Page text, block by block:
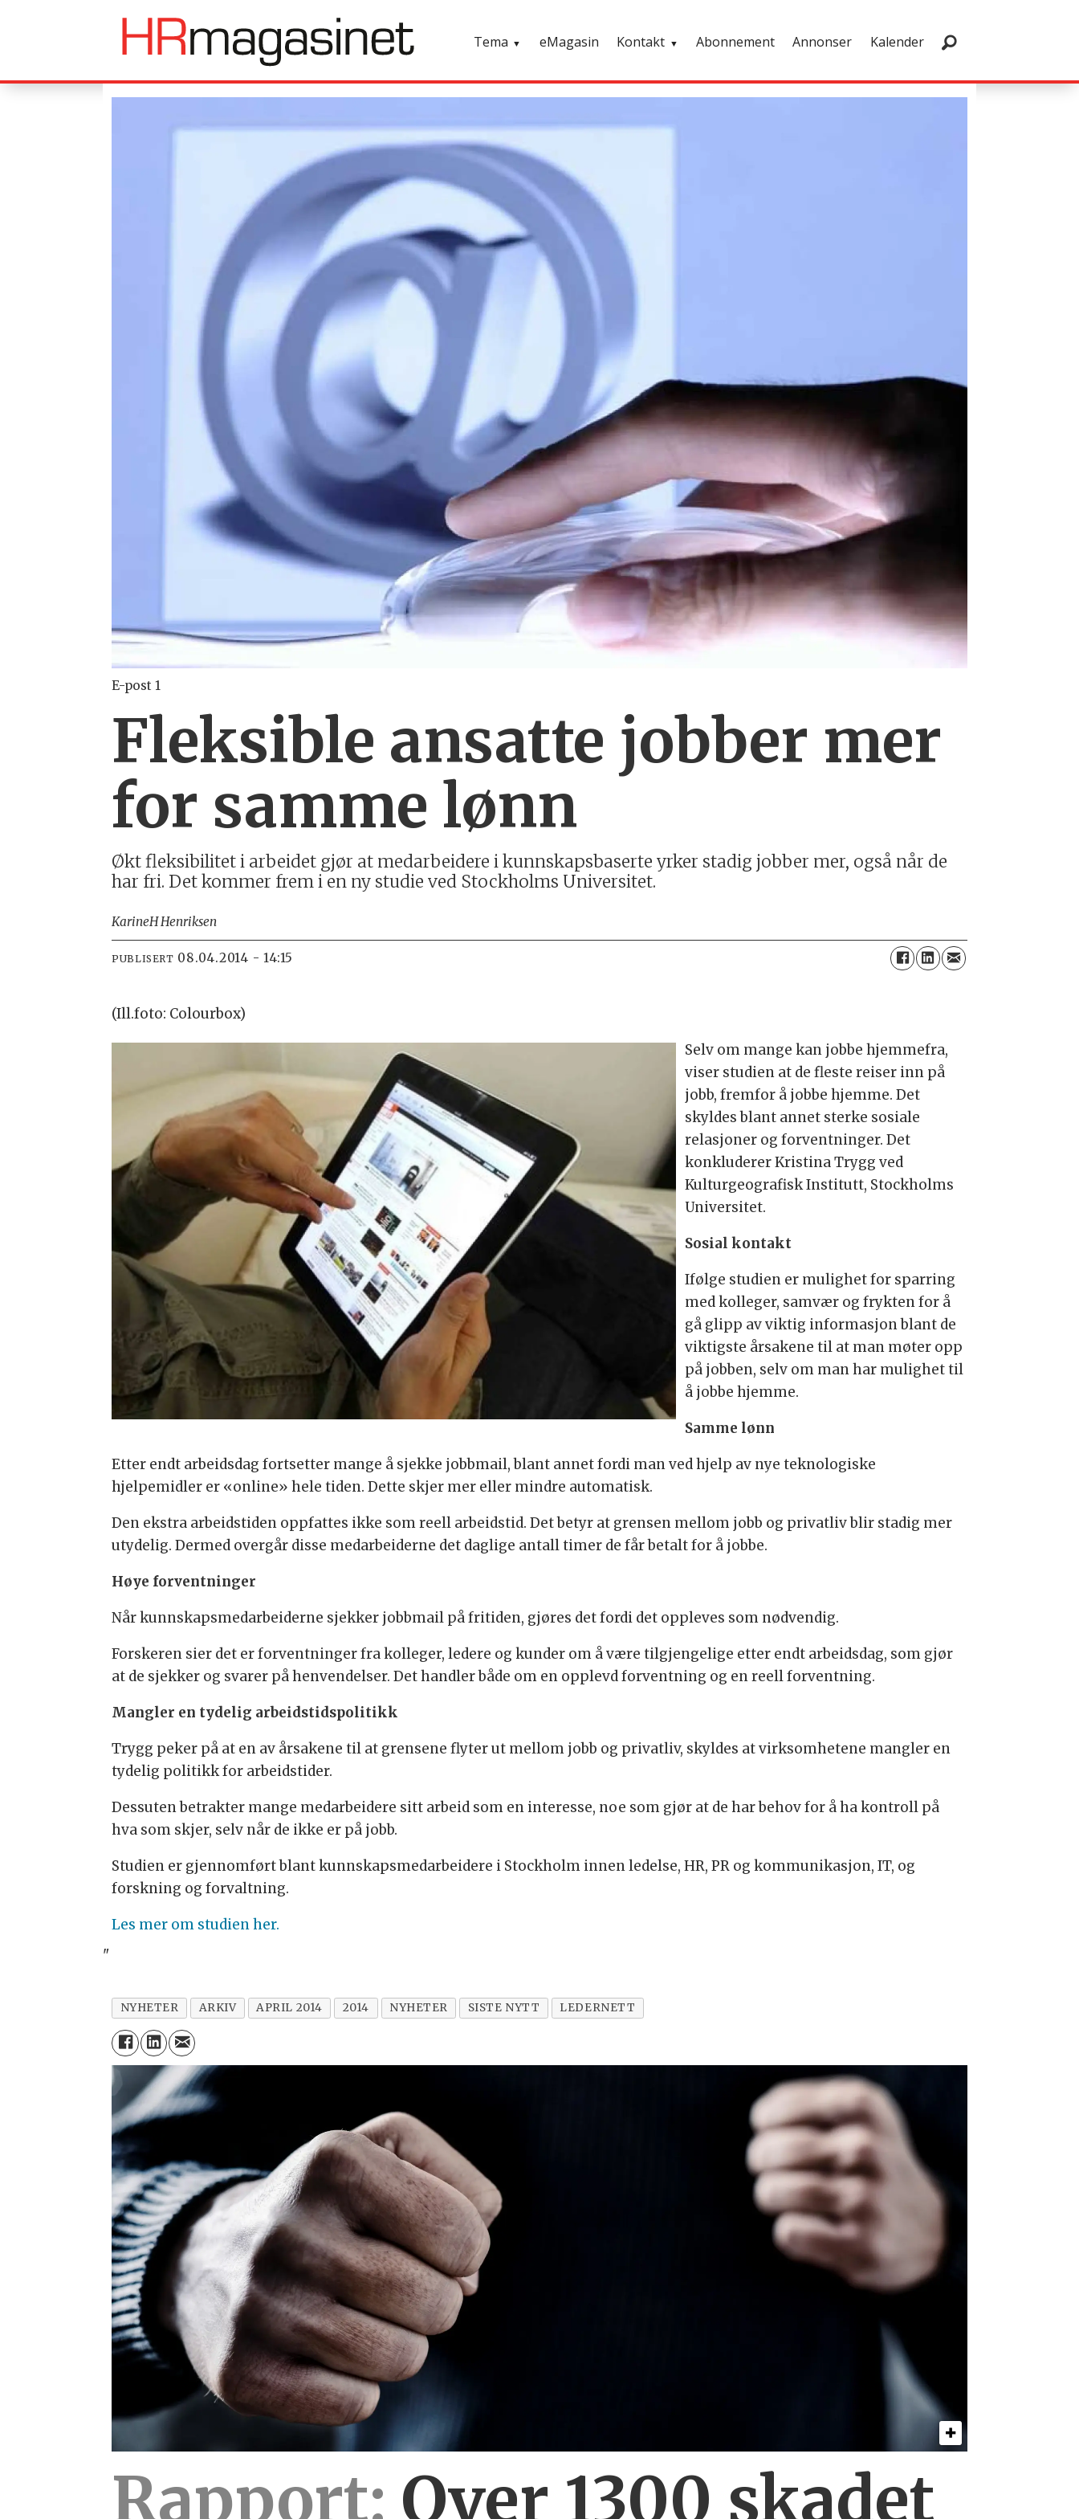
Tema eMagasin Kontakt Abonnement Annonser Kalender
E-post 1
Fleksible ansatte jobber mer
for samme lønn
Økt fleksibilitet i arbeidet gjør at medarbeidere i kunnskapsbaserte yrker stadig jobber mer, også når de
har fri. Det kommer frem i en ny studie ved Stockholms Universitet.
KarineH Henriksen
PUBLISERT 08.04.2014 - 14:15
(Ill.foto: Colourbox)
Selv om mange kan jobbe hjemmefra,
viser studien at de fleste reiser inn på
jobb, fremfor å jobbe hjemme. Det
skyldes blant annet sterke sosiale
relasjoner og forventninger. Det
konkluderer Kristina Trygg ved
Kulturgeografisk Institutt, Stockholms
Universitet.
Sosial kontakt
Ifølge studien er mulighet for sparring
med kolleger, samvær og frykten for å
gå glipp av viktig informasjon blant de
viktigste årsakene til at man møter opp
på jobben, selv om man har mulighet til
å jobbe hjemme.
Samme lønn
Etter endt arbeidsdag fortsetter mange å sjekke jobbmail, blant annet fordi man ved hjelp av nye teknologiske
hjelpemidler er «online» hele tiden. Dette skjer mer eller mindre automatisk.
Den ekstra arbeidstiden oppfattes ikke som reell arbeidstid. Det betyr at grensen mellom jobb og privatliv blir stadig mer
utydelig. Dermed overgår disse medarbeiderne det daglige antall timer de får betalt for å jobbe.
Høye forventninger
Når kunnskapsmedarbeiderne sjekker jobbmail på fritiden, gjøres det fordi det oppleves som nødvendig.
Forskeren sier det er forventninger fra kolleger, ledere og kunder om å være tilgjengelige etter endt arbeidsdag, som gjør
at de sjekker og svarer på henvendelser. Det handler både om en opplevd forventning og en reell forventning.
Mangler en tydelig arbeidstidspolitikk
Trygg peker på at en av årsakene til at grensene flyter ut mellom jobb og privatliv, skyldes at virksomhetene mangler en
tydelig politikk for arbeidstider.
Dessuten betrakter mange medarbeidere sitt arbeid som en interesse, noe som gjør at de har behov for å ha kontroll på
hva som skjer, selv når de ikke er på jobb.
Studien er gjennomført blant kunnskapsmedarbeidere i Stockholm innen ledelse, HR, PR og kommunikasjon, IT, og
forskning og forvaltning.
Les mer om studien her.
"
NYHETER ARKIV APRIL 2014 2014 NYHETER SISTE NYTT LEDERNETT
Rapport: Over 1300 skadet